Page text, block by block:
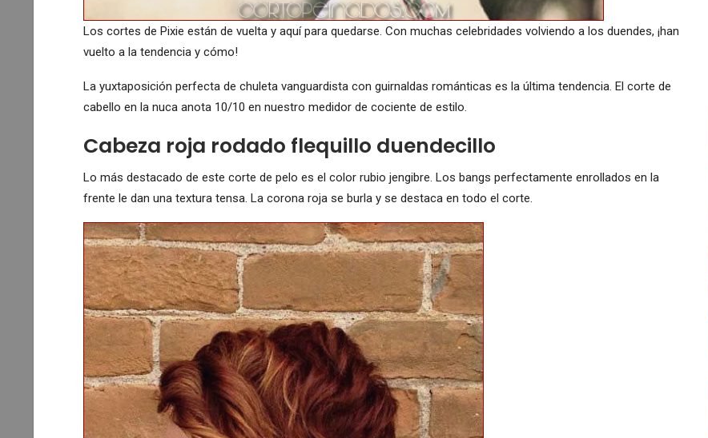
Los cortes de Pixie están de vuelta y aquí para quedarse. Con muchas celebridades volviendo a los duendes, ¡han
vuelto a la tendencia y cómo!
La yuxtaposición perfecta de chuleta vanguardista con guirnaldas románticas es la última tendencia. El corte de
cabello en la nuca anota 10/10 en nuestro medidor de cociente de estilo.
Cabeza roja rodado flequillo duendecillo
Lo más destacado de este corte de pelo es el color rubio jengibre. Los bangs perfectamente enrollados en la
frente le dan una textura tensa. La corona roja se burla y se destaca en todo el corte.